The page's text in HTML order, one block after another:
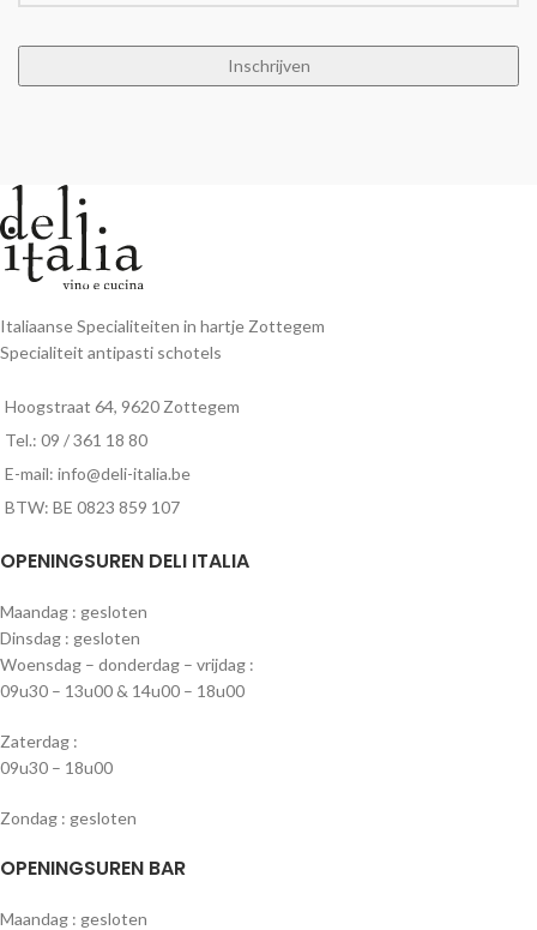
Italiaanse Specialiteiten in hartje Zottegem
Specialiteit antipasti schotels
Hoogstraat 64, 9620 Zottegem
Tel.: 09 / 361 18 80
E-mail: info@deli-italia.be
BTW: BE 0823 859 107
OPENINGSUREN DELI ITALIA
Maandag : gesloten
Dinsdag : gesloten
Woensdag – donderdag – vrijdag :
09u30 – 13u00 & 14u00 – 18u00
Zaterdag :
09u30 – 18u00
Zondag : gesloten
OPENINGSUREN BAR
Maandag : gesloten